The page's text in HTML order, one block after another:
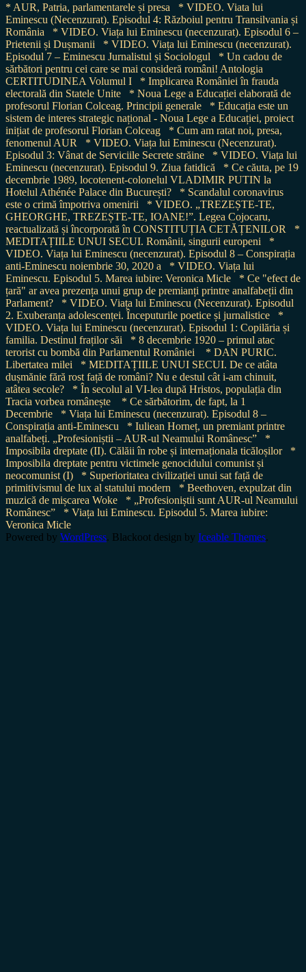
* AUR, Patria, parlamentarele și presa
* VIDEO. Viata lui
Eminescu (Necenzurat). Episodul 4: Războiul pentru Transilvania și
România
* VIDEO. Viața lui Eminescu (necenzurat). Episodul 6 –
Prietenii și Dușmanii
* VIDEO. Viața lui Eminescu (necenzurat).
Episodul 7 – Eminescu Jurnalistul și Sociologul
* Un cadou de
sărbători pentru cei care se mai consideră români! Antologia
CERTITUDINEA Volumul I
* Implicarea României în frauda
electorală din Statele Unite
* Noua Lege a Educației elaborată de
profesorul Florian Colceag. Principii generale
* Educația este un
sistem de interes strategic național - Noua Lege a Educației, proiect
inițiat de profesorul Florian Colceag
* Cum am ratat noi, presa,
fenomenul AUR
* VIDEO. Viața lui Eminescu (Necenzurat).
Episodul 3: Vânat de Serviciile Secrete străine
* VIDEO. Viața lui
Eminescu (necenzurat). Episodul 9. Ziua fatidică
* Ce căuta, pe 19
decembrie 1989, locotenent-colonelul VLADIMIR PUTIN la
Hotelul Athénée Palace din București?
* Scandalul coronavirus
este o crimă împotriva omenirii
* VIDEO. „TREZEȘTE-TE,
GHEORGHE, TREZEȘTE-TE, IOANE!”. Legea Cojocaru,
reactualizată și încorporată în CONSTITUȚIA CETĂȚENILOR
*
MEDITAȚIILE UNUI SECUI. Românii, singurii europeni
*
VIDEO. Viața lui Eminescu (necenzurat). Episodul 8 – Conspirația
anti-Eminescu noiembrie 30, 2020 a
* VIDEO. Viața lui
Eminescu. Episodul 5. Marea iubire: Veronica Micle
* Ce "efect de
țară" ar avea prezența unui grup de premianți printre analfabeții din
Parlament?
* VIDEO. Viața lui Eminescu (Necenzurat). Episodul
2. Exuberanța adolescenței. Începuturile poetice și jurnalistice
*
VIDEO. Viața lui Eminescu (necenzurat). Episodul 1: Copilăria și
familia. Destinul fraților săi
* 8 decembrie 1920 – primul atac
terorist cu bombă din Parlamentul României
* DAN PURIC.
Libertatea milei
* MEDITAȚIILE UNUI SECUI. De ce atâta
dușmănie fără rost față de români? Nu e destul cât i-am chinuit,
atâtea secole?
* În secolul al VI-lea după Hristos, populația din
Tracia vorbea românește
* Ce sărbătorim, de fapt, la 1
Decembrie
* Viața lui Eminescu (necenzurat). Episodul 8 –
Conspirația anti-Eminescu
* Iuliean Horneț, un premiant printre
analfabeți. „Profesioniștii – AUR-ul Neamului Românesc”
*
Imposibila dreptate (II). Călăii în robe și internaționala ticăloșilor
*
Imposibila dreptate pentru victimele genocidului comunist și
neocomunist (I)
* Superioritatea civilizației unui sat față de
primitivismul de lux al statului modern
* Beethoven, expulzat din
muzică de mișcarea Woke
* „Profesioniștii sunt AUR-ul Neamului
Românesc”
* Viața lui Eminescu. Episodul 5. Marea iubire:
Veronica Micle
Powered by WordPress. Blackoot design by Iceable Themes.